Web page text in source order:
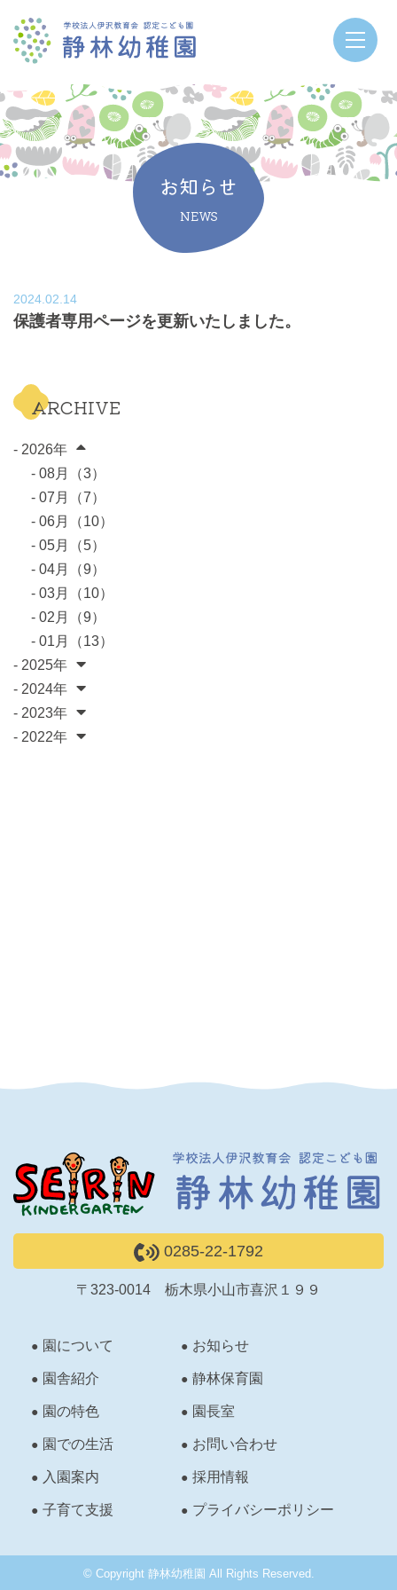
お知らせ
NEWS
ARCHIVE
- 2026年
- 08月（3）
- 07月（7）
- 06月（10）
- 05月（5）
- 04月（9）
- 03月（10）
- 02月（9）
- 01月（13）
- 2025年
- 2024年
- 2023年
- 2022年
2024.02.14
保護者専用ページを更新いたしました。
0285-22-1792
〒323-0014 栃木県小山市喜沢１９９
園について
園舎紹介
園の特色
園での生活
入園案内
子育て支援
お知らせ
静林保育園
園長室
お問い合わせ
採用情報
プライバシーポリシー
© Copyright 静林幼稚園 All Rights Reserved.